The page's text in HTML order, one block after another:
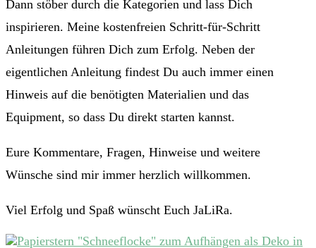
Dann stöber durch die Kategorien und lass Dich
inspirieren. Meine kostenfreien Schritt-für-Schritt
Anleitungen führen Dich zum Erfolg. Neben der
eigentlichen Anleitung findest Du auch immer einen
Hinweis auf die benötigten Materialien und das
Equipment, so dass Du direkt starten kannst.
Eure Kommentare, Fragen, Hinweise und weitere
Wünsche sind mir immer herzlich willkommen.
Viel Erfolg und Spaß wünscht Euch JaLiRa.